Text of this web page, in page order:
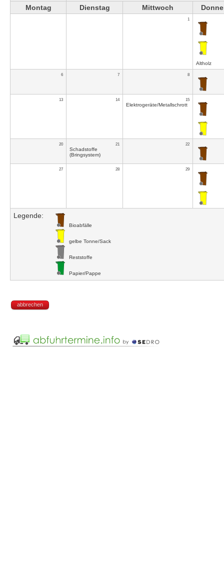
Montag
Dienstag Mittwoch
1
Altholz
6 7 8
13 14 15
Elektrogeräte/Metallschrott
20 21
Schadstoffe
(Bringsystem)
22
27 28 29
Legende:
Bioabfälle
gelbe Tonne/Sack
Reststoffe
Papier/Pappe
abbrechen